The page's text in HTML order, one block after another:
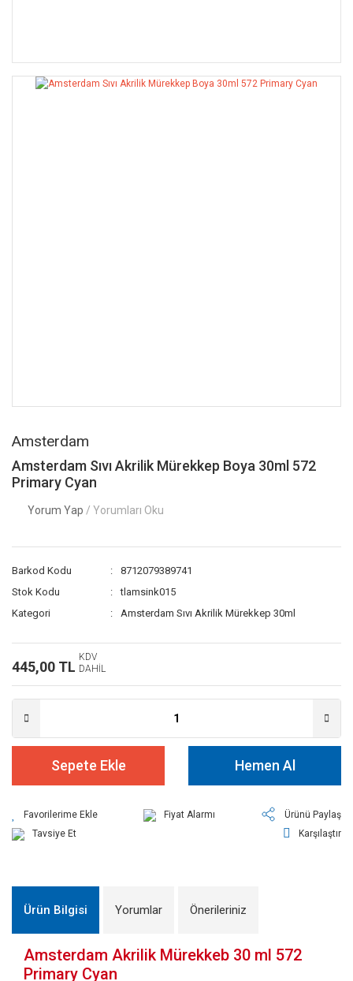
Amsterdam
Amsterdam Sıvı Akrilik Mürekkep Boya 30ml 572
Primary Cyan
Yorum Yap / Yorumları Oku
Barkod Kodu
8712079389741
Stok Kodu
tlamsink015
Kategori
Amsterdam Sıvı Akrilik Mürekkep 30ml
445,00 TL
KDV
DAHİL
Sepete Ekle Hemen Al
Fiyat Alarmı
Ürünü Paylaş
Tavsiye Et
Karşılaştır
Ürün Bilgisi Yorumlar Önerileriniz
Amsterdam Akrilik Mürekkeb 30 ml 572
Primary Cyan